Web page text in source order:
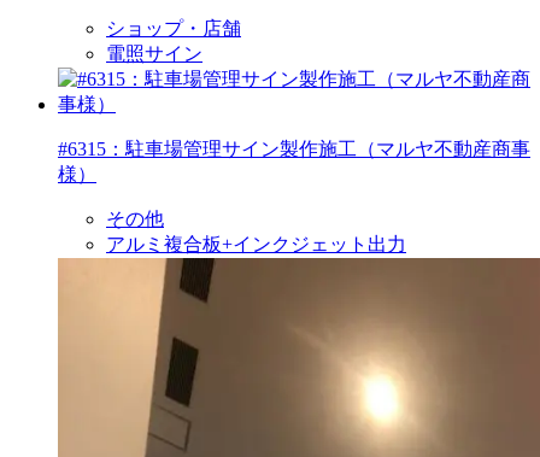
ショップ・店舗
電照サイン
#6315：駐車場管理サイン製作施工（マルヤ不動産商事
様）
その他
アルミ複合板+インクジェット出力